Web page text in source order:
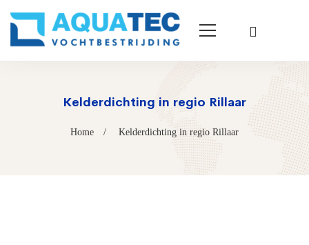
Kelderdichting in regio Rillaar
Home Kelderdichting in regio Rillaar